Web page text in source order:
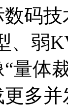
码
、
“量
更多